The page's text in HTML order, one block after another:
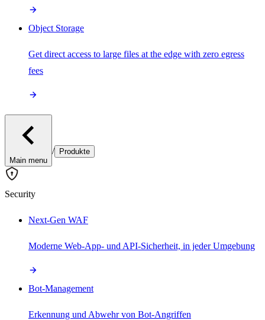
Object Storage
Get direct access to large files at the edge with zero egress
fees
Main menu
/ Produkte
Security
Next-Gen WAF
Moderne Web-App- und API-Sicherheit, in jeder Umgebung
Bot-Management
Erkennung und Abwehr von Bot-Angriffen